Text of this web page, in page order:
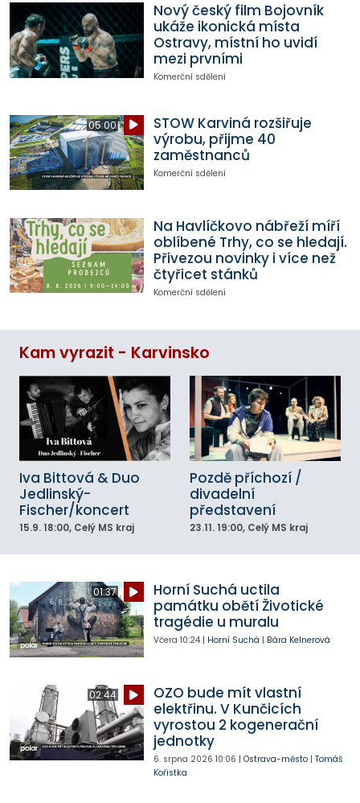
Nový český film Bojovník
ukáže ikonická místa
Ostravy, místní ho uvidí
mezi prvními
Komerční sdělení
05:00
STOW Karviná rozšiřuje
výrobu, přijme 40
zaměstnanců
Komerční sdělení
Na Havlíčkovo nábřeží míří
oblíbené Trhy, co se hledají.
Přivezou novinky i více než
čtyřicet stánků
Komerční sdělení
Kam vyrazit - Karvinsko
Iva Bittová & Duo
Jedlinský-
Fischer/koncert
15.9. 18:00, Celý MS kraj
Pozdě příchozí /
divadelní
představení
23.11. 19:00, Celý MS kraj
01:37
Horní Suchá uctila
památku obětí Životické
tragédie u muralu
Včera 10:24| Horní Suchá | Bára Kelnerová
02:44
OZO bude mít vlastní
elektřinu. V Kunčicích
vyrostou 2 kogenerační
jednotky
6. srpna 2026 10:06 | Ostrava-město| Tomáš
Kořistka